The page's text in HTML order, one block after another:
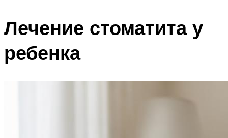
Лечение стоматита у
ребенка